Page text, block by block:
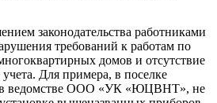
законодательства работниками
требований к работам по
домов и отсутствие
Для примера, в поселке
в ведомстве ООО «УК «ЮЦВНТ», не